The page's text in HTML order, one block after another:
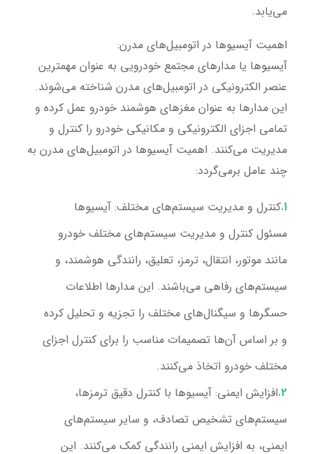
می‌یابد.
اهمیت آیسیوها در اتومبیل‌های مدرن:
آیسیوها یا مدارهای مجتمع خودرویی به عنوان مهمترین
عنصر الکترونیکی در اتومبیل‌های مدرن شناخته می‌شوند.
این مدارها به عنوان مغزهای هوشمند خودرو عمل کرده و
تمامی اجزای الکترونیکی و مکانیکی خودرو را کنترل و
مدیریت می‌کنند. اهمیت آیسیوها در اتومبیل‌های مدرن به
چند عامل برمی‌گردد:
کنترل و مدیریت سیستم‌های مختلف: آیسیوها
مسئول کنترل و مدیریت سیستم‌های مختلف خودرو
مانند موتور، انتقال، ترمز، تعلیق، رانندگی هوشمند، و
سیستم‌های رفاهی می‌باشند. این مدارها اطلاعات
حسگرها و سیگنال‌های مختلف را تجزیه و تحلیل کرده
و بر اساس آن‌ها تصمیمات مناسب را برای کنترل اجزای
مختلف خودرو اتخاذ می‌کنند.
افزایش ایمنی: آیسیوها با کنترل دقیق ترمزها،
سیستم‌های تشخیص تصادف، و سایر سیستم‌های
ایمنی، به افزایش ایمنی رانندگی کمک می‌کنند. این